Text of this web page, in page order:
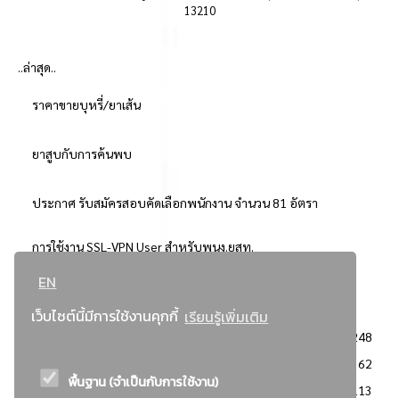
EN
เว็บไซต์นี้มีการใช้งานคุกกี้ เรียนรู้เพิ่มเติม
พื้นฐาน (จำเป็นกับการใช้งาน)
13210
..ล่าสุด..
ราคาขายบุหรี่/ยาเส้น
ยาสูบกับการค้นพบ
ประกาศ รับสมัครสอบคัดเลือกพนักงาน จำนวน 81 อัตรา
การใช้งาน SSL-VPN User สำหรับพนง.ยสท.
..ยอดนิยม..
3248
2362
: วิธีเฉพาะเจาะจง
2113